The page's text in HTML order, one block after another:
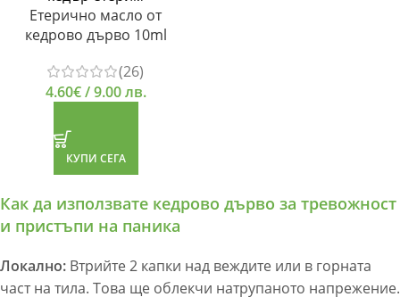
Етерично масло от
кедрово дърво 10ml
(26)
4.60€/ 9.00 лв.
КУПИ СЕГА
Как да използвате кедрово дърво за тревожност
и пристъпи на паника
Локално: Втрийте 2 капки над веждите или в горната
част на тила. Това ще облекчи натрупаното напрежение.